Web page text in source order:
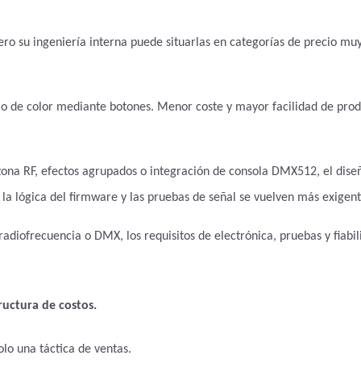
su ingeniería interna puede situarlas en categorías de precio
de color mediante botones. Menor coste y mayor facilidad de
RF, efectos agrupados o integración de consola DMX512, el
lógica del firmware y las pruebas de señal se vuelven más
o DMX, los requisitos de electrónica, pruebas y
de costos.
una táctica de ventas.